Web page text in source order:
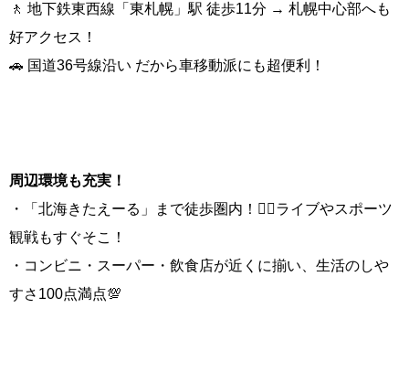
🚶 地下鉄東西線「東札幌」駅 徒歩11分 → 札幌中心部へも
好アクセス！
🚗 国道36号線沿い だから車移動派にも超便利！
周辺環境も充実！
・「北海きたえーる」まで徒歩圏内！🏋️‍♂️ライブやスポーツ
観戦もすぐそこ！
・コンビニ・スーパー・飲食店が近くに揃い、生活のしや
すさ100点満点💯